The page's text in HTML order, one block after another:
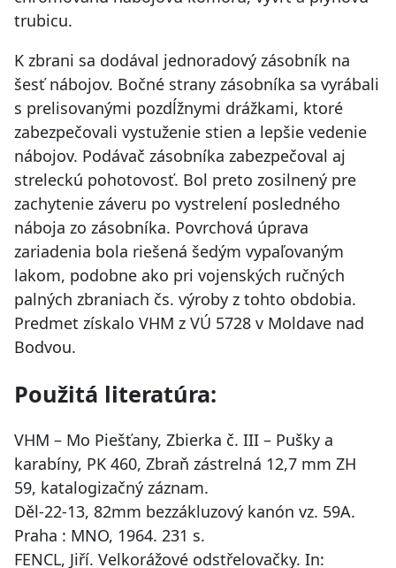
trubicu.
K zbrani sa dodával jednoradový zásobník na
šesť nábojov. Bočné strany zásobníka sa vyrábali
s prelisovanými pozdĺžnymi drážkami, ktoré
zabezpečovali vystuženie stien a lepšie vedenie
nábojov. Podávač zásobníka zabezpečoval aj
streleckú pohotovosť. Bol preto zosilnený pre
zachytenie záveru po vystrelení posledného
náboja zo zásobníka. Povrchová úprava
zariadenia bola riešená šedým vypaľovaným
lakom, podobne ako pri vojenských ručných
palných zbraniach čs. výroby z tohto obdobia.
Predmet získalo VHM z VÚ 5728 v Moldave nad
Bodvou.
Použitá literatúra:
VHM – Mo Piešťany, Zbierka č. III – Pušky a
karabíny, PK 460, Zbraň zástrelná 12,7 mm ZH
59, katalogizačný záznam.
Děl-22-13, 82mm bezzákluzový kanón vz. 59A.
Praha : MNO, 1964. 231 s.
FENCL, Jiří. Velkorážové odstřelovačky. In: